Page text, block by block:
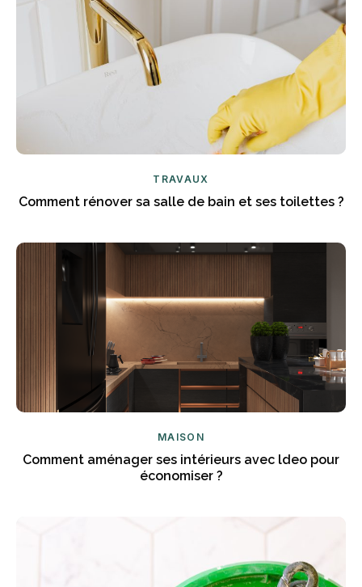
TRAVAUX
Comment rénover sa salle de bain et ses toilettes ?
MAISON
Comment aménager ses intérieurs avec ldeo pour
économiser ?